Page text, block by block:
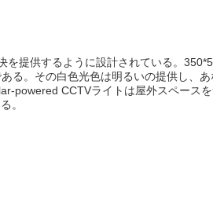
提供するように設計されている。
る。その白色光色は明るいの提供し、
powered CCTVライトは屋外スペース
。